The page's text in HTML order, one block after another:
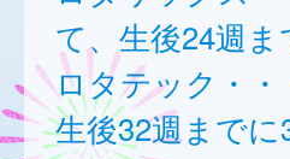
て、生後24週
ロタテック・
生後32週までに